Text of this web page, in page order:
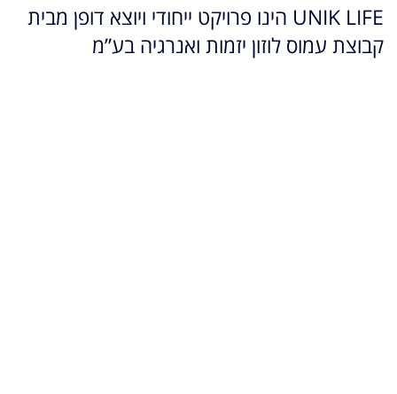
UNIK LIFE הינו פרויקט ייחודי ויוצא דופן מבית
קבוצת עמוס לוזון יזמות ואנרגיה בע”מ